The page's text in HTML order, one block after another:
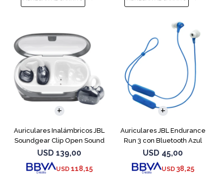
Auriculares Inalámbricos JBL
Soundgear Clip Open Sound
Blanc
USD 139,00
USD 118,15
Auriculares JBL Endurance
Run 3 con Bluetooth Azul
USD 45,00
USD 38,25